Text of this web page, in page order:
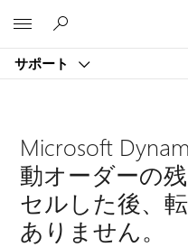
サポート
Microsoft
動オーダーの
セルした後、
ありません。